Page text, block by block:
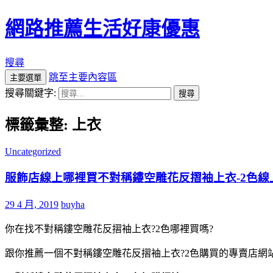
網路推薦生活好康優惠
搜尋
主要選單
跳至主要內容區
搜尋關鍵字:
標籤彙整: 上衣
Uncategorized
服飾店線上哪裡買不對稱鏤空雕花反摺袖上衣-2色線
29 4 月, 2019 buyha
你在找不對稱鏤空雕花反摺袖上衣?2色哪裡買嗎?
跟你推薦一個不對稱鏤空雕花反摺袖上衣?2色購買的專賣店網